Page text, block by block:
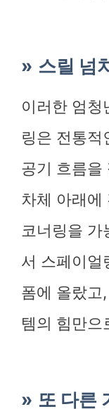
스릴 넘
이러한 엄청
링은 전통적
공기 흐름을
차체 아래에
코너링을 가
서 스페이얼
폼에 올랐고
템의 힘만으
또 다른